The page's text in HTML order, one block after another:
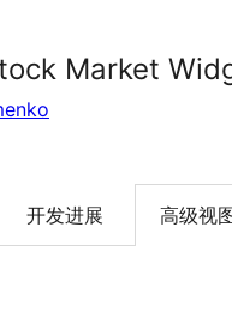
Market
开发进展 高级视